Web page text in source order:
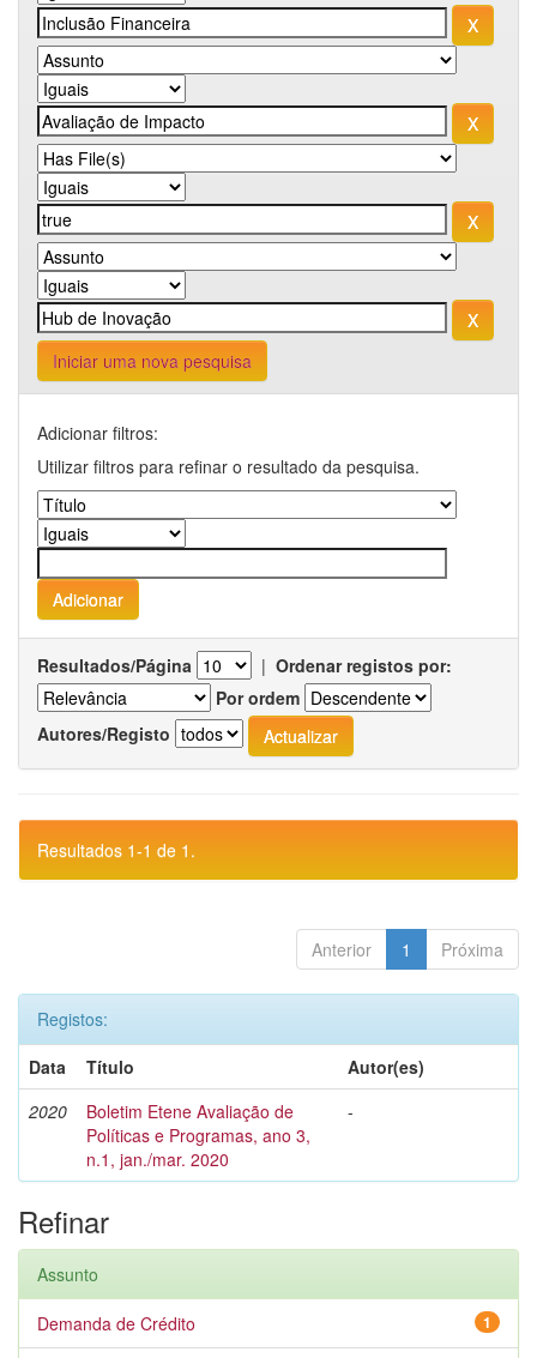
Iniciar uma nova pesquisa
Adicionar filtros:
Utilizar filtros para refinar o resultado da pesquisa.
Resultados/Página | Ordenar registos por:
Por ordem
Autores/Registo
Resultados 1-1 de 1.
Anterior 1 Próxima
Registos:
Data
Título
Autor(es)
2020
Boletim Etene Avaliação de
Políticas e Programas, ano 3,
n.1, jan./mar. 2020
-
Refinar
Assunto
1
Demanda de Crédito